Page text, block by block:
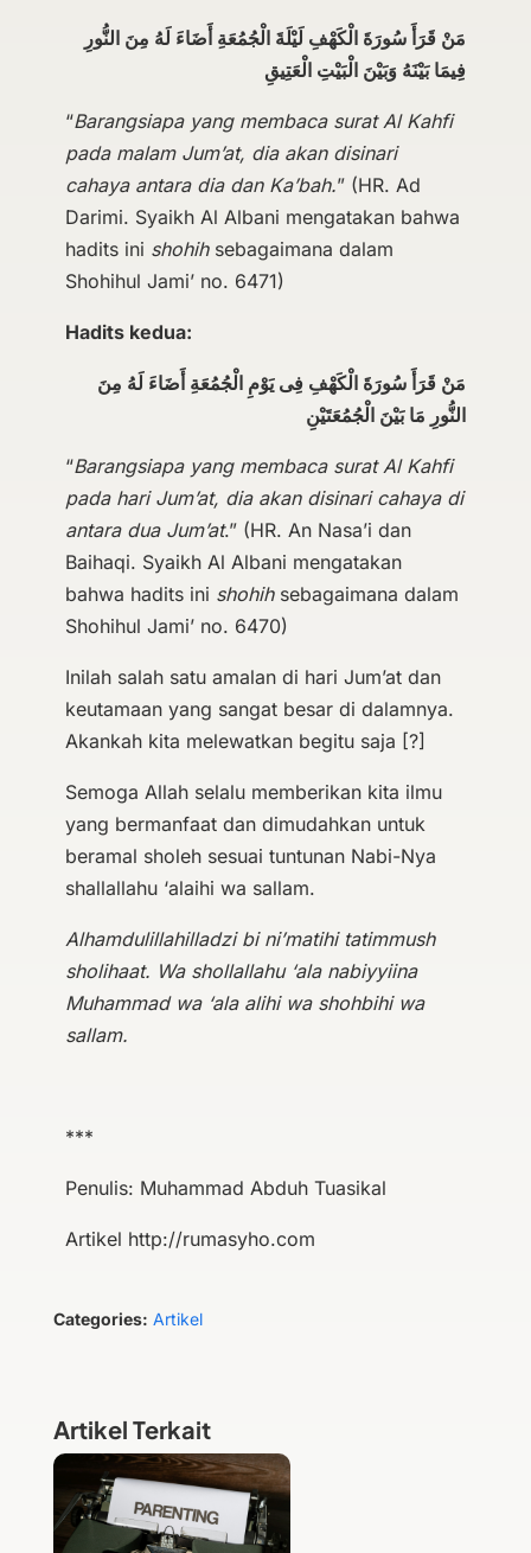
مَنْ قَرَأَ سُورَةَ الْكَهْفِ لَيْلَةَ الْجُمُعَةِ أَضَاءَ لَهُ مِنَ النُّورِ
فِيمَا بَيْنَهُ وَبَيْنَ الْبَيْتِ الْعَتِيقِ
“Barangsiapa yang membaca surat Al Kahfi
pada malam Jum’at, dia akan disinari
cahaya antara dia dan Ka’bah.” (HR. Ad
Darimi. Syaikh Al Albani mengatakan bahwa
hadits ini shohihsebagaimana dalam
Shohihul Jami’ no. 6471)
Hadits kedua:
مَنْ قَرَأَ سُورَةَ الْكَهْفِ فِى يَوْمِ الْجُمُعَةِ أَضَاءَ لَهُ مِنَ
النُّورِ مَا بَيْنَ الْجُمُعَتَيْنِ
“Barangsiapa yang membaca surat Al Kahfi
pada hari Jum’at, dia akan disinari cahaya di
antara dua Jum’at.” (HR. An Nasa’i dan
Baihaqi. Syaikh Al Albani mengatakan
bahwa hadits ini shohihsebagaimana dalam
Shohihul Jami’ no. 6470)
Inilah salah satu amalan di hari Jum’at dan
keutamaan yang sangat besar di dalamnya.
Akankah kita melewatkan begitu saja [?]
Semoga Allah selalu memberikan kita ilmu
yang bermanfaat dan dimudahkan untuk
beramal sholeh sesuai tuntunan Nabi-Nya
shallallahu ‘alaihi wa sallam.
Alhamdulillahilladzi bi ni’matihi tatimmush
sholihaat. Wa shollallahu ‘ala nabiyyiina
Muhammad wa ‘ala alihi wa shohbihi wa
sallam.
***
Penulis: Muhammad Abduh Tuasikal
Artikel http://rumasyho.com
Categories: Artikel
Artikel Terkait